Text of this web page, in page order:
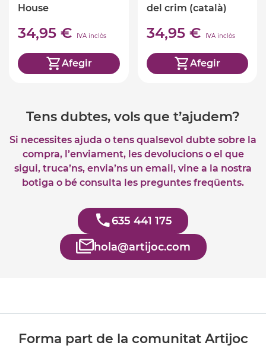
House
34,95 € IVA inclòs
Afegir
del crim (català)
34,95 € IVA inclòs
Afegir
Tens dubtes, vols que t’ajudem?
Si necessites ajuda o tens qualsevol dubte sobre la
compra, l’enviament, les devolucions o el que
sigui, truca’ns, envia’ns un email, vine a la nostra
botiga o bé consulta les preguntes freqüents.
635 441 175
hola@artijoc.com
Forma part de la comunitat Artijoc